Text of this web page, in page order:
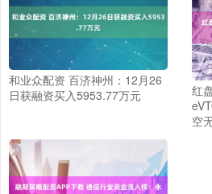
和业众配资 百济神州：12月26
日获融资买入5953.77万元
红
空